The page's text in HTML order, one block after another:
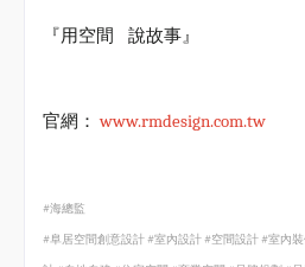
『用空間 說故事』
官網： www.rmdesign.com.tw
#海總監
#阜居空間創意設計#室內設計#空間設計#室內